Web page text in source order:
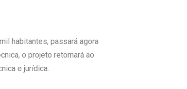
habitantes, passará agora
o projeto retornará ao
e jurídica.